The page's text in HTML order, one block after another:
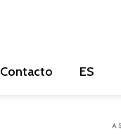
Contacto ES